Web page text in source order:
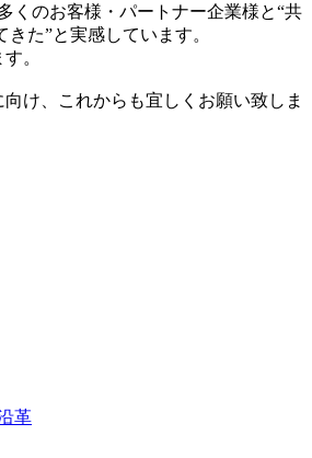
くのお客様・パートナー企業様と“共
た”と実感しています。
。
け、これからも宜しくお願い致しま
革